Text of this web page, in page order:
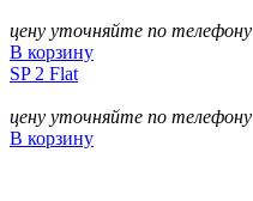
цену уточняйте по телефону
В корзину
SP 2 Flat
цену уточняйте по телефону
В корзину